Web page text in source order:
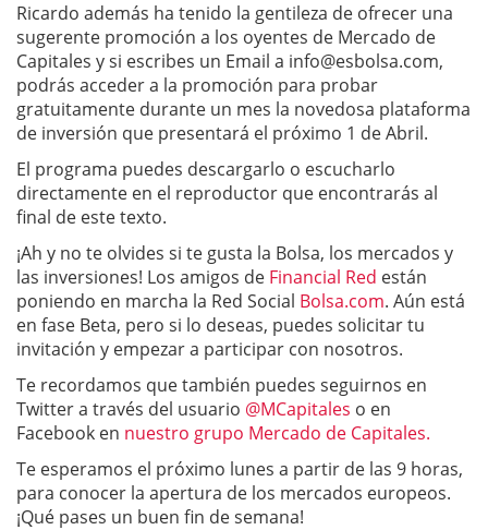
Ricardo además ha tenido la gentileza de ofrecer una
sugerente promoción a los oyentes de Mercado de
Capitales y si escribes un Email a info@esbolsa.com,
podrás acceder a la promoción para probar
gratuitamente durante un mes la novedosa plataforma
de inversión que presentará el próximo 1 de Abril.
El programa puedes descargarlo o escucharlo
directamente en el reproductor que encontrarás al
final de este texto.
¡Ah y no te olvides si te gusta la Bolsa, los mercados y
las inversiones! Los amigos de Financial Red están
poniendo en marcha la Red Social Bolsa.com. Aún está
en fase Beta, pero si lo deseas, puedes solicitar tu
invitación y empezar a participar con nosotros.
Te recordamos que también puedes seguirnos en
Twitter a través del usuario @MCapitales o en
Facebook en nuestro grupo Mercado de Capitales.
Te esperamos el próximo lunes a partir de las 9 horas,
para conocer la apertura de los mercados europeos.
¡Qué pases un buen fin de semana!